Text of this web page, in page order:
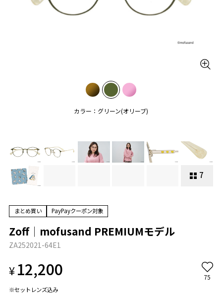
カラー：グリーン(オリーブ)
7
まとめ買い PayPayクーポン対象
Zoff│mofusand PREMIUMモデル
ZA252021-64E1
¥12,200 75
※セットレンズ込み